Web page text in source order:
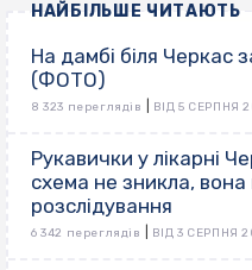
НАЙБІЛЬШЕ ЧИТАЮТЬ
На дамбі біля Черкас
(ФОТО)
8 323 переглядів ВІД 5 СЕРПНЯ
Рукавички у лікарні
схема не зникла, вона
розслідування
6 342 переглядів ВІД 3 СЕРПНЯ